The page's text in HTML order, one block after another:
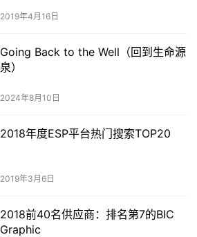
2019年4月16日
Going Back to the Well（回到生命源
泉）
2024年8月10日
2018年度ESP平台热门搜索TOP20
2019年3月6日
2018前40名供应商：排名第7的BIC
Graphic